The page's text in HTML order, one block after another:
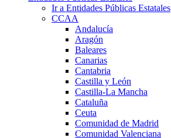
Ir a Entidades Públicas Estatales
CCAA
Andalucía
Aragón
Baleares
Canarias
Cantabria
Castilla y León
Castilla-La Mancha
Cataluña
Ceuta
Comunidad de Madrid
Comunidad Valenciana